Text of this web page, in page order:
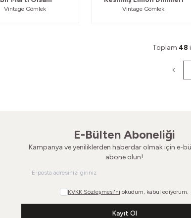
Vintage Gömlek Vintage Gömlek
Toplam 48
E-Bülten Aboneliği
Kampanya ve yeniliklerden haberdar olmak için e-
abone olun!
KVKK Sözleşmesi'ni okudum, kabul ediyorum.
Kayıt Ol